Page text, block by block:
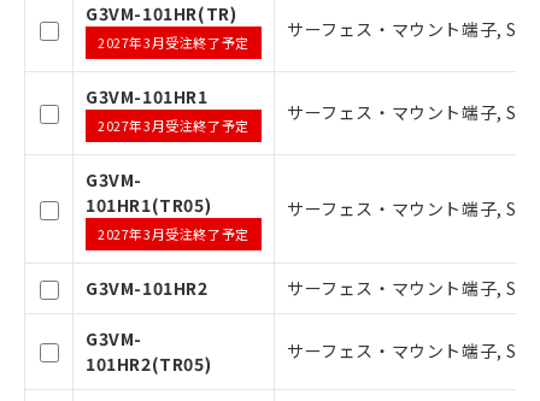
G3VM-101HR(TR)
2027年3月受注終了予定
サーフェス・マウント端子,
G3VM-101HR1
2027年3月受注終了予定
サーフェス・マウント端子,
G3VM-
101HR1(TR05)
2027年3月受注終了予定
サーフェス・マウント端子,
G3VM-101HR2 サーフェス・マウント端子,
G3VM-
101HR2(TR05)
サーフェス・マウント端子,
ご利用条件
以下の条件をお読みいただき、同意のうえ
ご利用ください。
本サービスは、当社制御機器事業取扱
抜)を提供させていただくものです。
本サービスの対象外となる商品もある
ことをご了承ください。